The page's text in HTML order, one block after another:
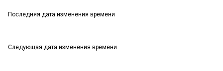
Последняя дата изменения времени
Следующая дата изменения времени